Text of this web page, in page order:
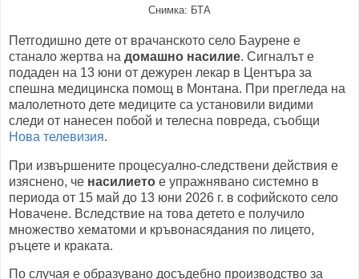
Снимка: БТА
Петгодишно дете от врачанското село Баурене е
станало жертва на домашно насилие. Сигналът е
подаден на 13 юни от дежурен лекар в Центъра за
спешна медицинска помощ в Монтана. При прегледа на
малолетното дете медиците са установили видими
следи от нанесен побой и телесна повреда, съобщи
Нова телевизия.
При извършените процесуално-следствени действия е
изяснено, че насилието е упражнявано системно в
периода от 15 май до 13 юни 2026 г. в софийското село
Новачене. Вследствие на това детето е получило
множество хематоми и кръвонасядания по лицето,
ръцете и краката.
По случая е образувано досъдебно производство за